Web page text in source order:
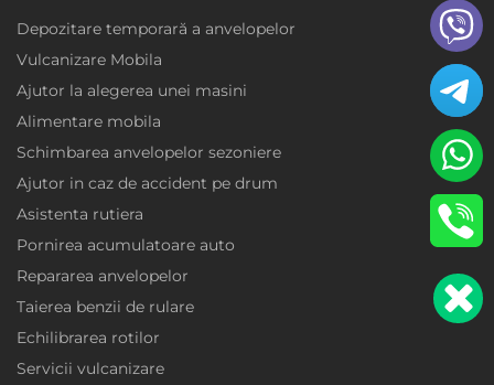
Depozitare temporară a anvelopelor
Vulcanizare Mobila
Ajutor la alegerea unei masini
Alimentare mobila
Schimbarea anvelopelor sezoniere
Ajutor in caz de accident pe drum
Asistenta rutiera
Pornirea acumulatoare auto
Repararea anvelopelor
Taierea benzii de rulare
Echilibrarea rotilor
Servicii vulcanizare